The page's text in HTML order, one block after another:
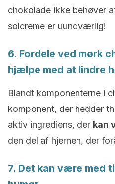
chokolade ikke behøver
solcreme er uundværlig!
6. Fordele ved mørk
hjælpe med at lindre
Blandt komponenterne i
komponent, der hedder
aktiv ingrediens, der kan
den del af hjernen, der
7. Det kan være med